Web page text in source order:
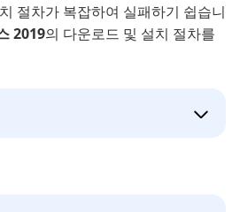
절차가 복잡하여 실패하기 쉽습니
2019의 다운로드 및 설치 절차를